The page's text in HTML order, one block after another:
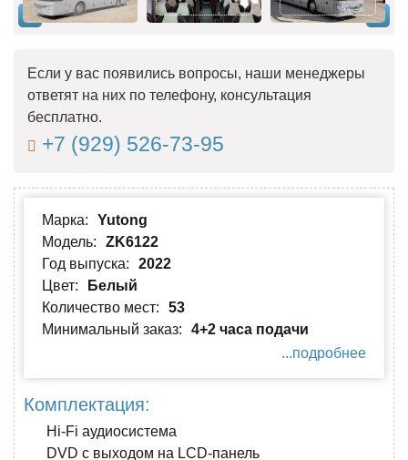
Если у вас появились вопросы, наши менеджеры
ответят на них по телефону, консультация
бесплатно.
+7 (929) 526-73-95
Марка:
Yutong
Модель:
ZK6122
Год выпуска:
2022
Цвет:
Белый
Количество мест:
53
Минимальный заказ:
4+2 часа подачи
...подробнее
Комплектация:
Hi-Fi аудиосистема
DVD с выходом на LCD-панель